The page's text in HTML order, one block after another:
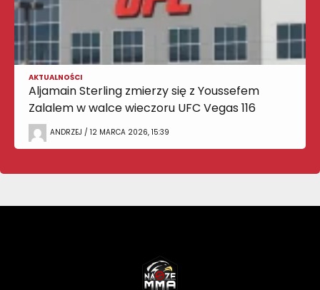
AKTUALNOŚCI
Aljamain Sterling zmierzy się z Youssefem
Zalalem w walce wieczoru UFC Vegas 116
ANDRZEJ / 12 MARCA 2026, 15:39